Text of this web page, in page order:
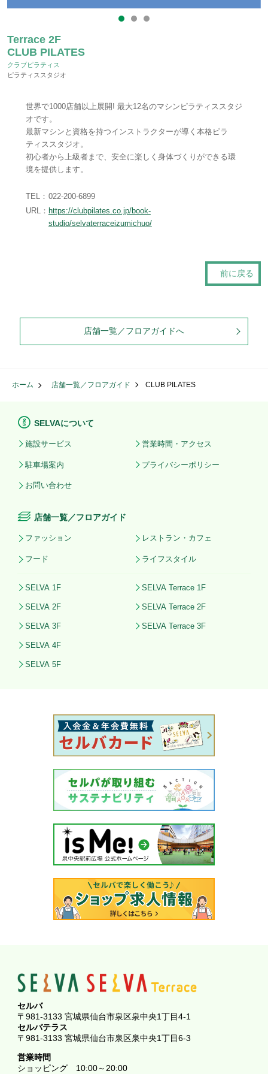
CLUB PILATES
クラブピラティス
ピラティススタジオ
Terrace 2F
世界で1000店舗以上展開! 最大12名のマシンピラティススタジ
オです。
最新マシンと資格を持つインストラクターが導く本格ピラ
ティススタジオ。
初心者から上級者まで、安全に楽しく身体づくりができる環
境を提供します。
TEL： 022-200-6899
URL： https://clubpilates.co.jp/book-
studio/selvaterraceizumichuo/
前に戻る
店舗一覧／フロアガイドへ
ホーム 店舗一覧／フロアガイド CLUB PILATES
SELVAについて
施設サービス 営業時間・アクセス
駐車場案内 プライバシーポリシー
お問い合わせ
店舗一覧／フロアガイド
ファッション レストラン・カフェ
フード ライフスタイル
SELVA 1F
SELVA 2F
SELVA 3F
SELVA 4F
SELVA 5F
SELVA Terrace 1F
SELVA Terrace 2F
SELVA Terrace 3F
セルバ
〒981-3133 宮城県仙台市泉区泉中央1丁目4-1
セルバテラス
〒981-3133 宮城県仙台市泉区泉中央1丁目6-3
営業時間
ショッピング
10:00～20:00